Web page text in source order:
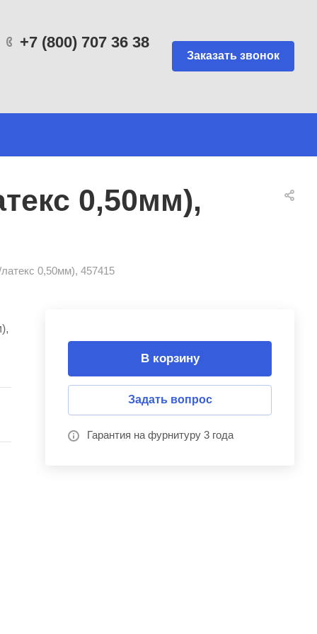
+7 (800) 707 36 38
Заказать звонок
0,50мм),
0,50мм), 457415
В корзину
Задать вопрос
Гарантия на фурнитуру 3 года